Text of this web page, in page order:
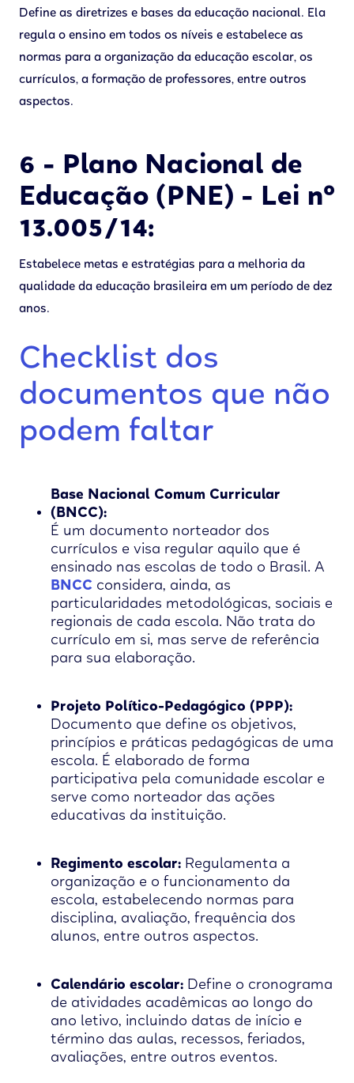
Define as diretrizes e bases da educação nacional. Ela
regula o ensino em todos os níveis e estabelece as
normas para a organização da educação escolar, os
currículos, a formação de professores, entre outros
aspectos.
6 - Plano Nacional de
Educação (PNE) - Lei nº
13.005/14:
Estabelece metas e estratégias para a melhoria da
qualidade da educação brasileira em um período de dez
anos.
Checklist dos
documentos que não
podem faltar
Base Nacional Comum Curricular
(BNCC):
É um documento norteador dos
currículos e visa regular aquilo que é
ensinado nas escolas de todo o Brasil. A
BNCC considera, ainda, as
particularidades metodológicas, sociais e
regionais de cada escola. Não trata do
currículo em si, mas serve de referência
para sua elaboração.
Projeto Político-Pedagógico (PPP):
Documento que define os objetivos,
princípios e práticas pedagógicas de uma
escola. É elaborado de forma
participativa pela comunidade escolar e
serve como norteador das ações
educativas da instituição.
Regimento escolar: Regulamenta a
organização e o funcionamento da
escola, estabelecendo normas para
disciplina, avaliação, frequência dos
alunos, entre outros aspectos.
Calendário escolar: Define o cronograma
de atividades acadêmicas ao longo do
ano letivo, incluindo datas de início e
término das aulas, recessos, feriados,
avaliações, entre outros eventos.